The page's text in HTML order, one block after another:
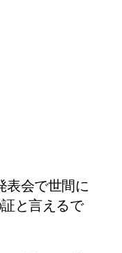
表会で世間に
と言えるで